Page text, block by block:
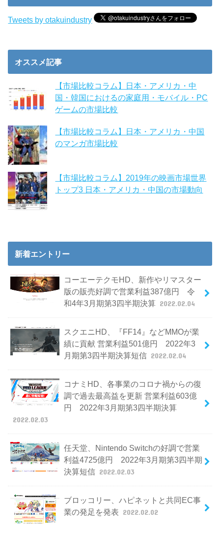
Tweets by otakuindustry
オススメ記事
【市場比較コラム】日本・アメリカ・中
国・韓国におけるの家庭用・モバイル・PC
ゲームの市場比較
【市場比較コラム】日本・アメリカ・中国
のマンガ市場比較
【市場比較コラム】2019年の映画市場世界
トップ3 日本・アメリカ・中国の市場動向
新着エントリー
コーエーテクモHD、新作やリマスター
版の販売好調で営業利益387億円 令
和4年3月期第3四半期決算 2022.02.04
スクエニHD、『FF14』などMMOが業
績に貢献 営業利益501億円 2022年3
月期第3四半期決算短信 2022.02.04
コナミHD、各事業のコロナ禍からの復
調で過去最高益を更新 営業利益603億
円 2022年3月期第3四半期決算
2022.02.03
任天堂、Nintendo Switchの好調で営業
利益4725億円 2022年3月期第3四半期
決算短信 2022.02.03
ブロッコリー、ハピネットと共同EC事
業の発足を発表 2022.02.02